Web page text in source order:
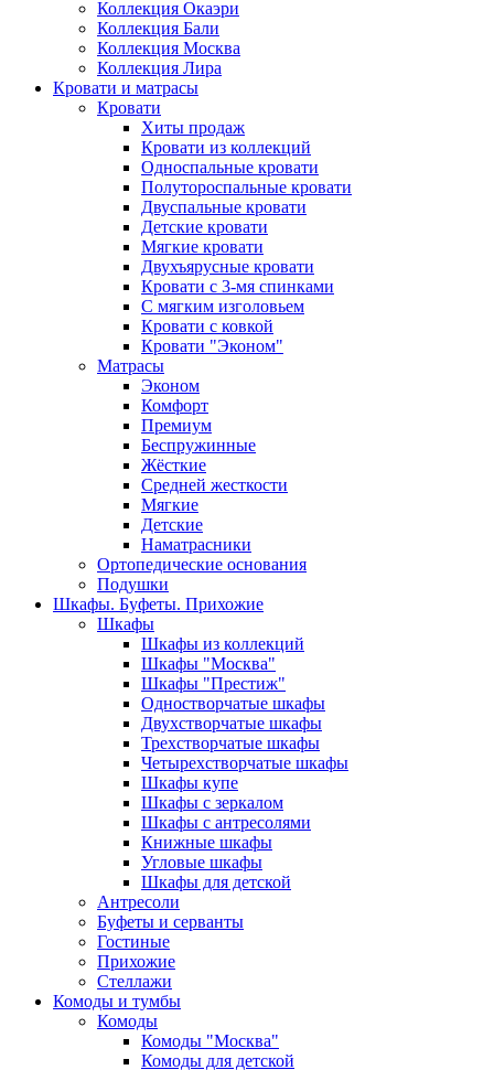
Коллекция Окаэри
Коллекция Бали
Коллекция Москва
Коллекция Лира
Кровати и матрасы
Кровати
Хиты продаж
Кровати из коллекций
Односпальные кровати
Полутороспальные кровати
Двуспальные кровати
Детские кровати
Мягкие кровати
Двухъярусные кровати
Кровати с 3-мя спинками
С мягким изголовьем
Кровати с ковкой
Кровати "Эконом"
Матрасы
Эконом
Комфорт
Премиум
Беспружинные
Жёсткие
Средней жесткости
Мягкие
Детские
Наматрасники
Ортопедические основания
Подушки
Шкафы. Буфеты. Прихожие
Шкафы
Шкафы из коллекций
Шкафы "Москва"
Шкафы "Престиж"
Одностворчатые шкафы
Двухстворчатые шкафы
Трехстворчатые шкафы
Четырехстворчатые шкафы
Шкафы купе
Шкафы с зеркалом
Шкафы с антресолями
Книжные шкафы
Угловые шкафы
Шкафы для детской
Антресоли
Буфеты и серванты
Гостиные
Прихожие
Стеллажи
Комоды и тумбы
Комоды
Комоды "Москва"
Комоды для детской